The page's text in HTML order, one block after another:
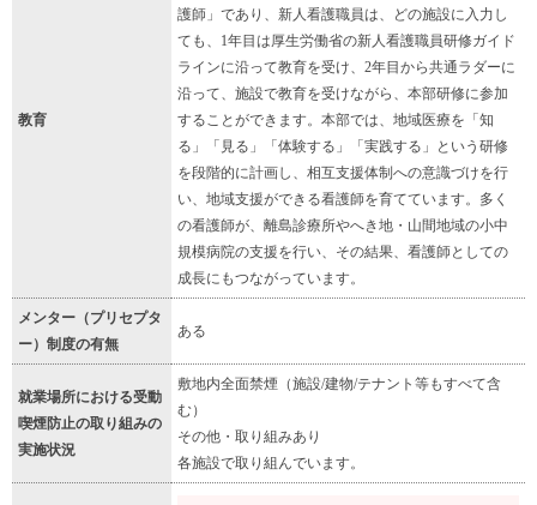
教育
護師」であり、新人看護職員は、どの施設に入力し
ても、1年目は厚生労働省の新人看護職員研修ガイド
ラインに沿って教育を受け、2年目から共通ラダーに
沿って、施設で教育を受けながら、本部研修に参加
することができます。本部では、地域医療を「知
る」「見る」「体験する」「実践する」という研修
を段階的に計画し、相互支援体制への意識づけを行
い、地域支援ができる看護師を育てています。多く
の看護師が、離島診療所やへき地・山間地域の小中
規模病院の支援を行い、その結果、看護師としての
成長にもつながっています。
メンター（プリセプタ
ー）制度の有無
ある
就業場所における受動
喫煙防止の取り組みの
実施状況
敷地内全面禁煙（施設/建物/テナント等もすべて含
む）
その他・取り組みあり
各施設で取り組んでいます。